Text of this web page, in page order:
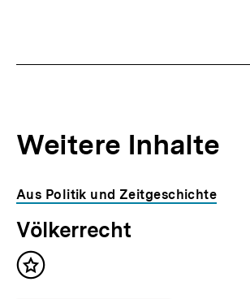
Weitere Inhalte
Inhaltskarousell
für
weitere
Inhalte
Inhaltskarussell
überspringen
Aus Politik und Zeitgeschichte
Völkerrecht
Inhalt